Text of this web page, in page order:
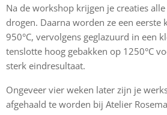
Na de workshop krijgen je creaties
drogen. Daarna worden ze een eerste
950°C, vervolgens geglazuurd in een
tenslotte hoog gebakken op 1250°C
sterk eindresultaat.
Ongeveer vier weken later zijn je
afgehaald te worden bij Atelier